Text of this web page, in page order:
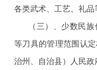
各类武术、工艺、礼品
（三）、少数民
等刀具的管理范围认
治州、自治县）人民政